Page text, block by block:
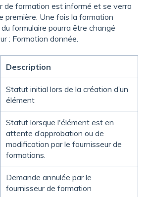
de formation est informé et se verra
première. Une fois la formation
formulaire pourra être changé
: Formation donnée.
Description
Statut initial lors de la création d’un
élément
Statut lorsque l'élément est en
attente d’approbation ou de
modification par le fournisseur de
formations.
Demande annulée par le
fournisseur de formation